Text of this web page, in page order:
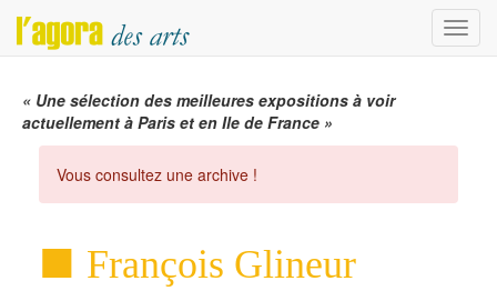
Menu
« Une sélection des meilleures expositions à voir
actuellement à Paris et en Ile de France »
Vous consultez une archive !
François Glineur